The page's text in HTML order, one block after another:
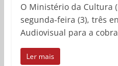
O Ministério da Cultura
segunda-feira (3), três
Audiovisual para a
Ler mais